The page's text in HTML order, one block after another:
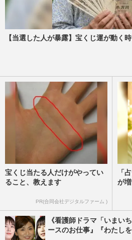
【当選した人が暴露】宝くじ運が動く
宝くじ当たる人だけがやってい
ること、教えます
PR(合同会社デジタルファーム )
「
が
《看護師ドラマ「いまい
ースのお仕事』『わたし